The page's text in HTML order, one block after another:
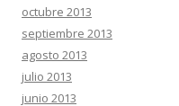
octubre 2013
septiembre 2013
agosto 2013
julio 2013
junio 2013